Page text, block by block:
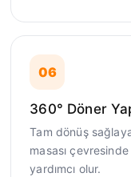
06
360° Döner
Tam dönüş
masası
yardımcı olur.